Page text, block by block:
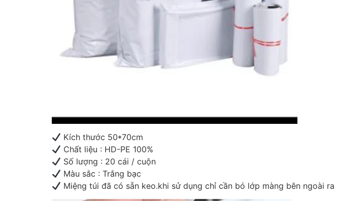
Kích thước 50*70cm
Chất liệu : HD-PE 100%
Số lượng : 20 cái / cuộn
Màu sắc : Trắng bạc
Miệng túi đã có sẵn keo.khi sử dụng chỉ cần bó lớp màng bên ngoài